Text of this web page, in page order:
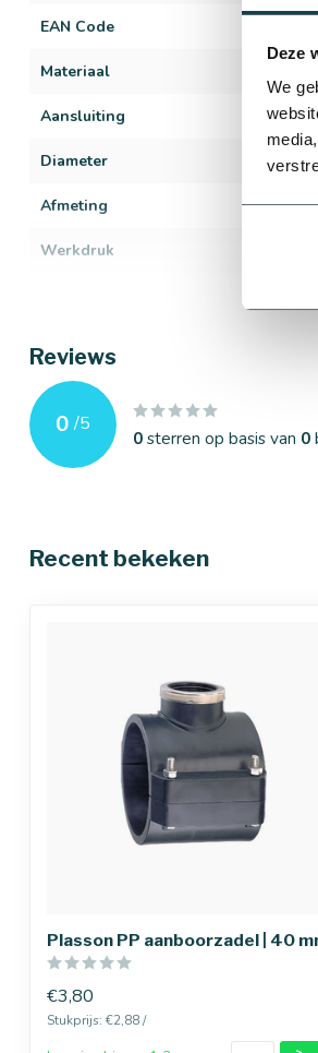
Deze
We
EAN Code
Materiaal
Aansluiting
Diameter
Afmeting
Werkdruk
Reviews
0 /5
0sterren op basis van 0
Recent bekeken
Plasson PP aanboorzadel | 40
€3,80
Stukprijs: €2,88 /